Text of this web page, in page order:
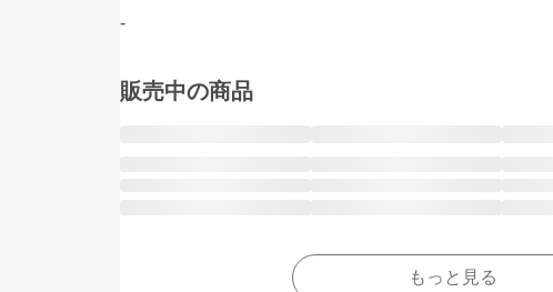
-
販売中の商品
もっと見る